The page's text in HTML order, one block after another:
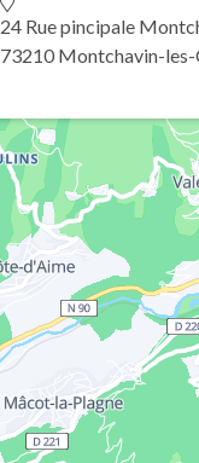
24 Rue pincipale
73210 Montchavin-les-